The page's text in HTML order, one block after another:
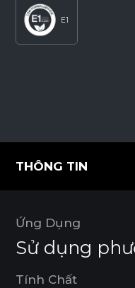
E1
THÔNG TIN
Ứng Dụng
Sử dụng
Tính Chất